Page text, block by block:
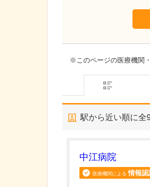
※このページの医療機関
駅から近い順に全
中江病院
医療機関による 情報